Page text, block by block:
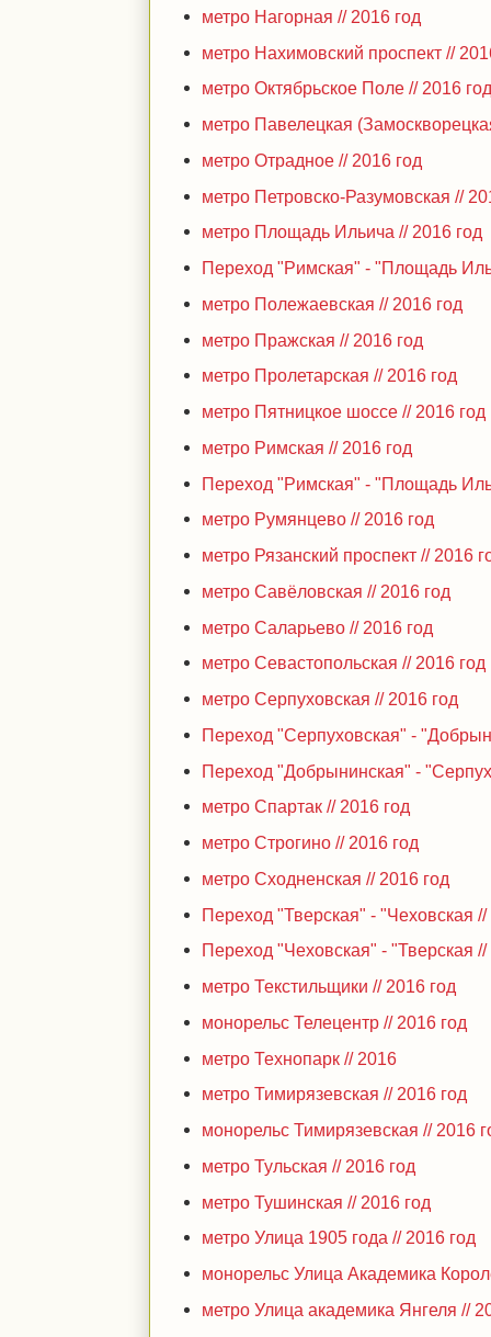
метро Нагорная // 2016 год
метро Нахимовский проспект //
метро Октябрьское Поле // 2016
метро Павелецкая
метро Отрадное // 2016 год
метро Петровско-Разумовская //
метро Площадь Ильича // 2016 год
Переход "Римская" - "Площадь
метро Полежаевская // 2016 год
метро Пражская // 2016 год
метро Пролетарская // 2016 год
метро Пятницкое шоссе // 2016 год
метро Римская // 2016 год
Переход "Римская" - "Площадь
метро Румянцево // 2016 год
метро Рязанский проспект // 2016
метро Савёловская // 2016 год
метро Саларьево // 2016 год
метро Севастопольская // 2016 год
метро Серпуховская // 2016 год
Переход "Серпуховская" -
Переход "Добрынинская" -
метро Спартак // 2016 год
метро Строгино // 2016 год
метро Сходненская // 2016 год
Переход "Тверская" - "Чеховская
Переход "Чеховская" - "Тверская
метро Текстильщики // 2016 год
монорельс Телецентр // 2016 год
метро Технопарк // 2016
метро Тимирязевская // 2016 год
монорельс Тимирязевская // 2016
метро Тульская // 2016 год
метро Тушинская // 2016 год
метро Улица 1905 года // 2016 год
монорельс Улица Академика
метро Улица академика Янгеля //